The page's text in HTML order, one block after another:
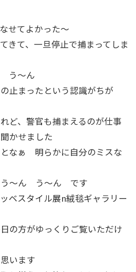
せてよかった～
きて、一旦停止で捕まってしま
う～ん
止まったという認識がちが
ど、警官も捕まえるのが仕事
かせました
なぁ 明らかに自分のミスな
～ん う～ん です
ベスタイル展n絨毯ギャラリー
の方がゆっくりご覧いただけ
います